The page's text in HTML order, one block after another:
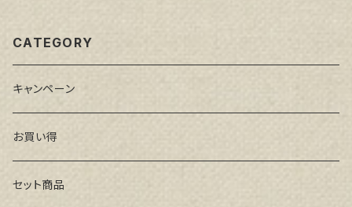
CATEGORY
キャンペーン
お買い得
セット商品